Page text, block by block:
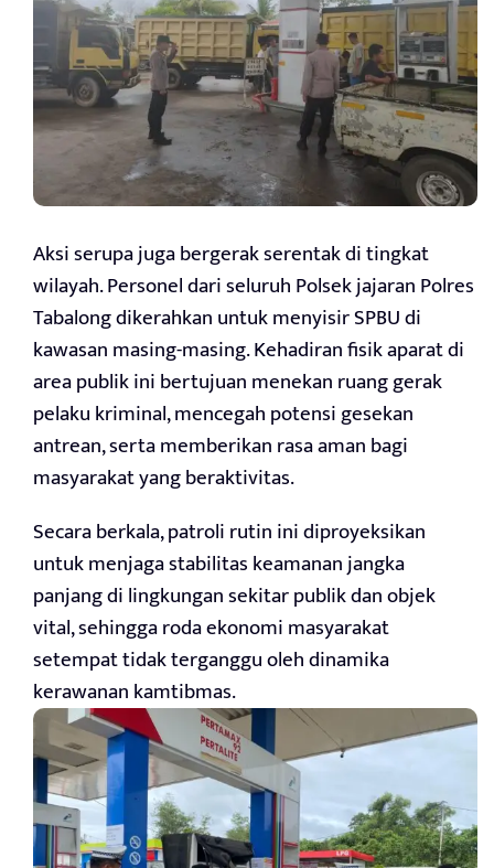
Aksi serupa juga bergerak serentak di tingkat
wilayah. Personel dari seluruh Polsek jajaran Polres
Tabalong dikerahkan untuk menyisir SPBU di
kawasan masing-masing. Kehadiran fisik aparat di
area publik ini bertujuan menekan ruang gerak
pelaku kriminal, mencegah potensi gesekan
antrean, serta memberikan rasa aman bagi
masyarakat yang beraktivitas.
Secara berkala, patroli rutin ini diproyeksikan
untuk menjaga stabilitas keamanan jangka
panjang di lingkungan sekitar publik dan objek
vital, sehingga roda ekonomi masyarakat
setempat tidak terganggu oleh dinamika
kerawanan kamtibmas.